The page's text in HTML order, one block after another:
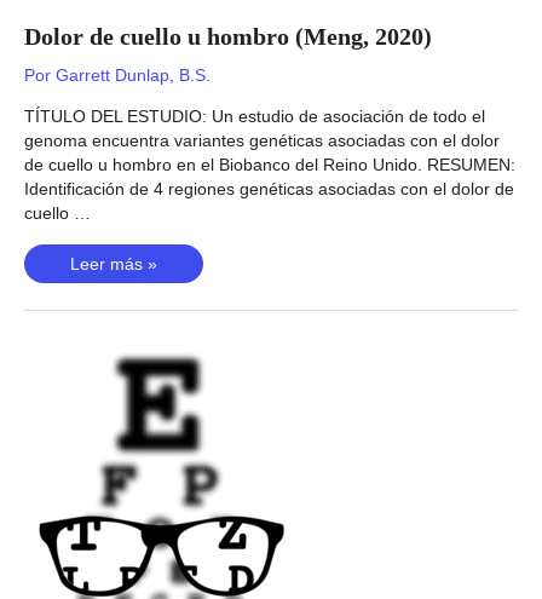
Dolor de cuello u hombro (Meng, 2020)
Por Garrett Dunlap, B.S.
TÍTULO DEL ESTUDIO: Un estudio de asociación de todo el
genoma encuentra variantes genéticas asociadas con el dolor
de cuello u hombro en el Biobanco del Reino Unido. RESUMEN:
Identificación de 4 regiones genéticas asociadas con el dolor de
cuello …
Dolor
de
cuello
hombro
(Meng,
Leer más »